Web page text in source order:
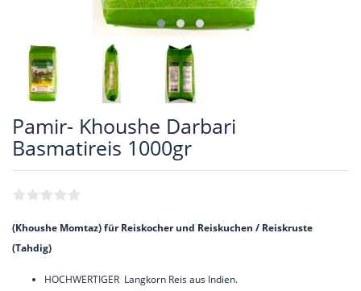
Pamir- Khoushe Darbari
Basmatireis 1000gr
(Khoushe Momtaz) für Reiskocher und Reiskuchen / Reiskruste
(Tahdig)
HOCHWERTIGER Langkorn Reis aus Indien.